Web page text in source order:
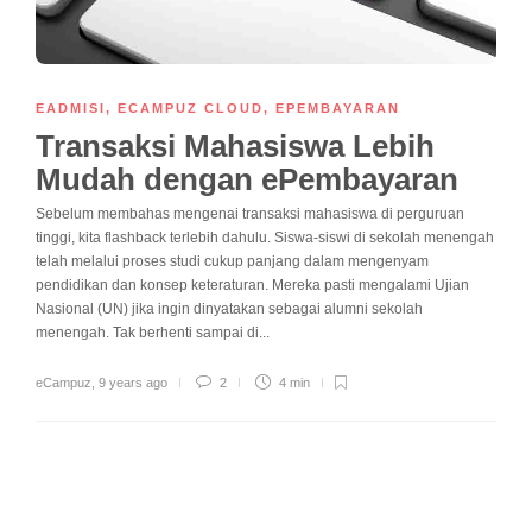
EADMISI, ECAMPUZ CLOUD, EPEMBAYARAN
Transaksi Mahasiswa Lebih
Mudah dengan ePembayaran
Sebelum membahas mengenai transaksi mahasiswa di perguruan
tinggi, kita flashback terlebih dahulu. Siswa-siswi di sekolah menengah
telah melalui proses studi cukup panjang dalam mengenyam
pendidikan dan konsep keteraturan. Mereka pasti mengalami Ujian
Nasional (UN) jika ingin dinyatakan sebagai alumni sekolah
menengah. Tak berhenti sampai di...
eCampuz 9 years ago 2 4 min